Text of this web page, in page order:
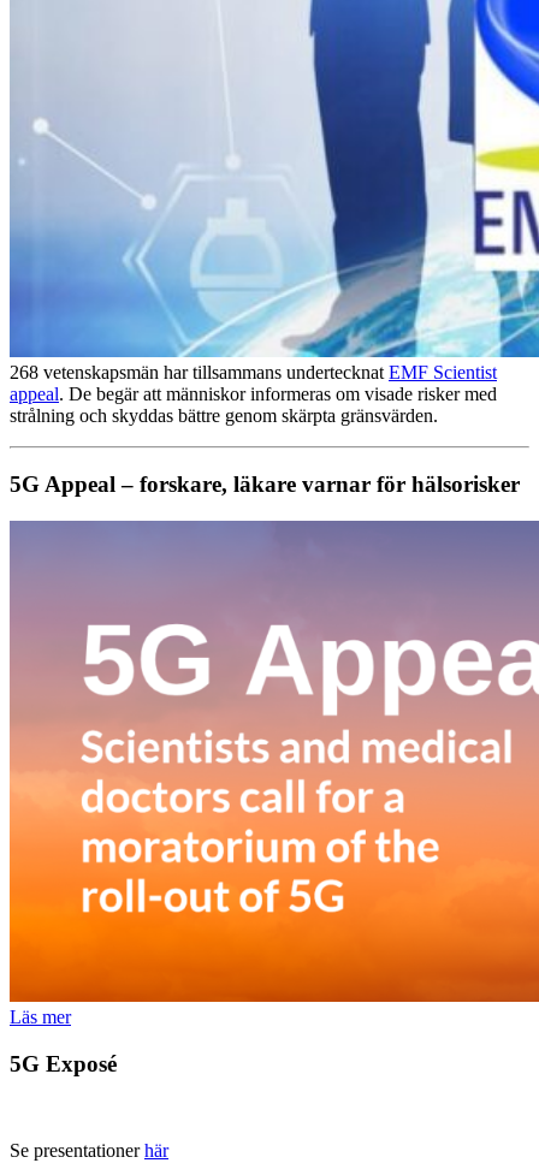
268 vetenskapsmän har tillsammans undertecknatEMF Scientist
appeal. De begär att människor informeras om visade risker med
strålning och skyddas bättre genom skärpta gränsvärden.
5G Appeal – forskare, läkare varnar för hälsorisker
Läs mer
5G Exposé
Se presentationerhär